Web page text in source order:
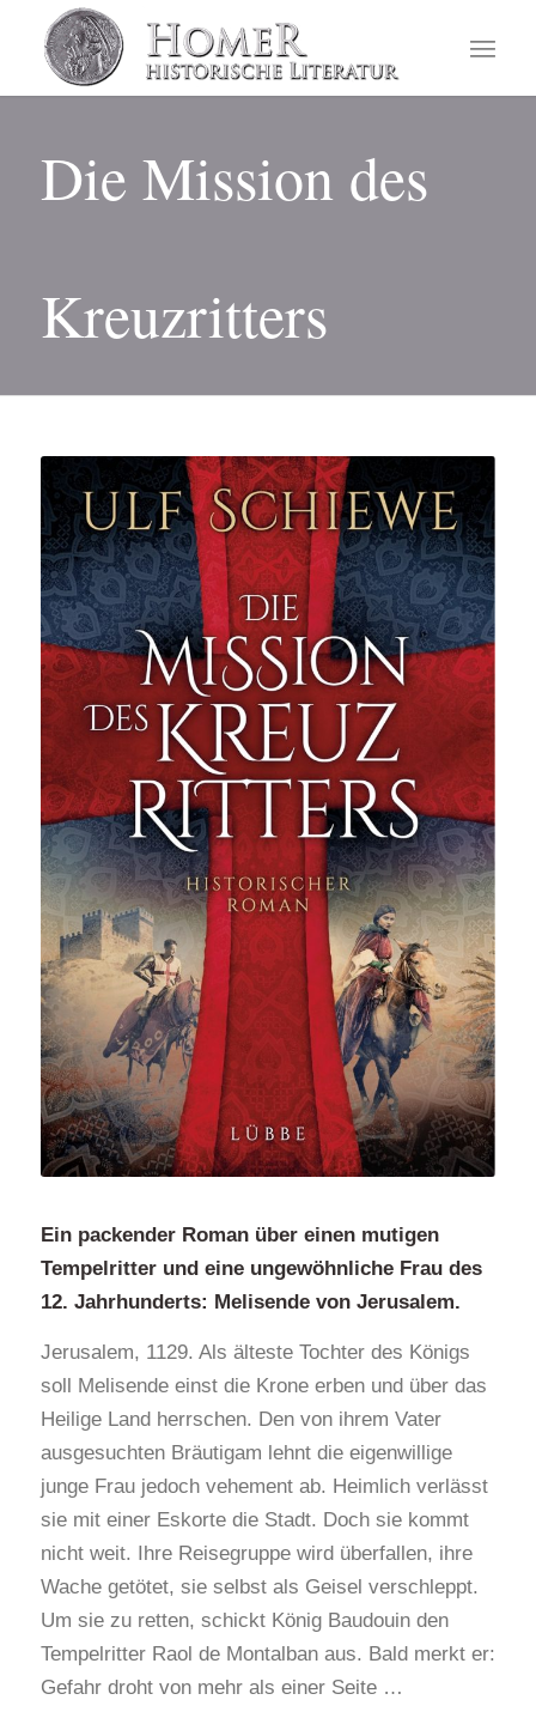
Die Mission des
Kreuzritters
Ein packender Roman über einen mutigen
Tempelritter und eine ungewöhnliche Frau des
12. Jahrhunderts: Melisende von Jerusalem.
Jerusalem, 1129. Als älteste Tochter des Königs
soll Melisende einst die Krone erben und über das
Heilige Land herrschen. Den von ihrem Vater
ausgesuchten Bräutigam lehnt die eigenwillige
junge Frau jedoch vehement ab. Heimlich verlässt
sie mit einer Eskorte die Stadt. Doch sie kommt
nicht weit. Ihre Reisegruppe wird überfallen, ihre
Wache getötet, sie selbst als Geisel verschleppt.
Um sie zu retten, schickt König Baudouin den
Tempelritter Raol de Montalban aus. Bald merkt er:
Gefahr droht von mehr als einer Seite …